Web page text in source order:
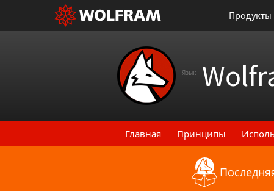
Продукты
Язык
Главная Принципы
Назад к последним